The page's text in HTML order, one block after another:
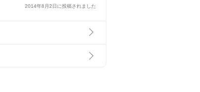
2014年8月2日に投稿されました